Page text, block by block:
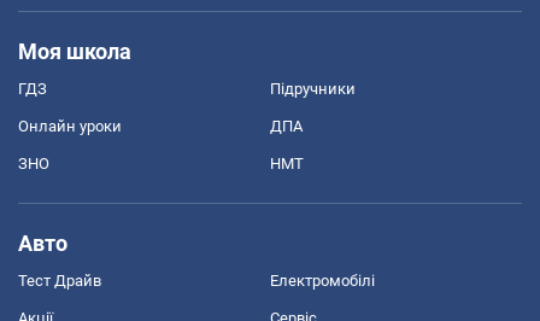
Моя школа
ГДЗ Підручники
Онлайн уроки ДПА
ЗНО НМТ
Авто
Тест Драйв Електромобілі